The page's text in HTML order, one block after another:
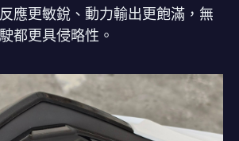
應更敏銳、動力輸出更飽滿，無
都更具侵略性。